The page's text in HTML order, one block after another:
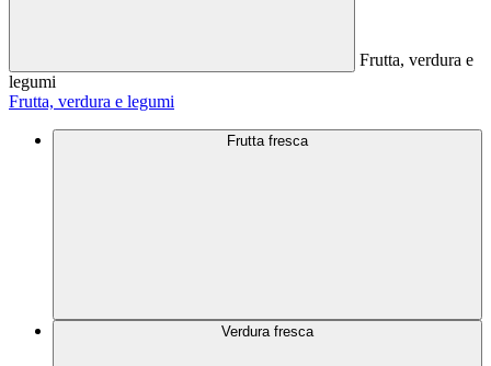
Frutta, verdura e
legumi
Frutta, verdura e legumi
Frutta fresca
Verdura fresca